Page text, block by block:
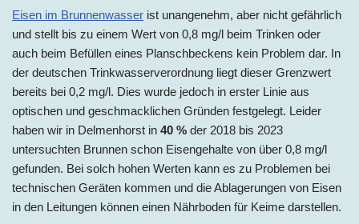
Eisen im Brunnenwasser ist unangenehm, aber nicht gefährlich
und stellt bis zu einem Wert von 0,8 mg/l beim Trinken oder
auch beim Befüllen eines Planschbeckens kein Problem dar. In
der deutschen Trinkwasserverordnung liegt dieser Grenzwert
bereits bei 0,2 mg/l. Dies wurde jedoch in erster Linie aus
optischen und geschmacklichen Gründen festgelegt. Leider
haben wir in Delmenhorst in 40 % der 2018 bis 2023
untersuchten Brunnen schon Eisengehalte von über 0,8 mg/l
gefunden. Bei solch hohen Werten kann es zu Problemen bei
technischen Geräten kommen und die Ablagerungen von Eisen
in den Leitungen können einen Nährboden für Keime darstellen.